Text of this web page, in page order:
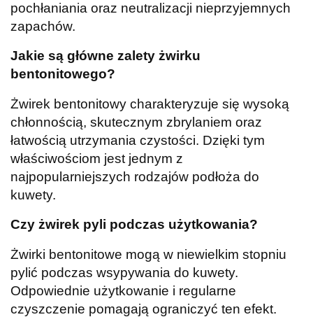
pochłaniania oraz neutralizacji nieprzyjemnych
zapachów.
Jakie są główne zalety żwirku
bentonitowego?
Żwirek bentonitowy charakteryzuje się wysoką
chłonnością, skutecznym zbrylaniem oraz
łatwością utrzymania czystości. Dzięki tym
właściwościom jest jednym z
najpopularniejszych rodzajów podłoża do
kuwety.
Czy żwirek pyli podczas użytkowania?
Żwirki bentonitowe mogą w niewielkim stopniu
pylić podczas wsypywania do kuwety.
Odpowiednie użytkowanie i regularne
czyszczenie pomagają ograniczyć ten efekt.